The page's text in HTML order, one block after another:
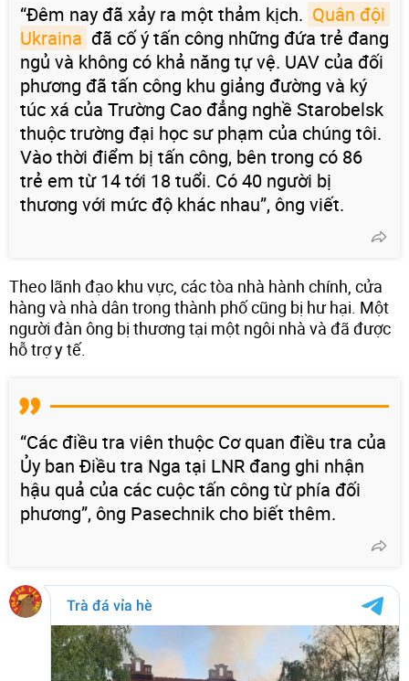
“Đêm nay đã xảy ra một thảm kịch. Quân đội
Ukraina đã cố ý tấn công những đứa trẻ đang
ngủ và không có khả năng tự vệ. UAV của đối
phương đã tấn công khu giảng đường và ký
túc xá của Trường Cao đẳng nghề Starobelsk
thuộc trường đại học sư phạm của chúng tôi.
Vào thời điểm bị tấn công, bên trong có 86
trẻ em từ 14 tới 18 tuổi. Có 40 người bị
thương với mức độ khác nhau”, ông viết.
Theo lãnh đạo khu vực, các tòa nhà hành chính, cửa
hàng và nhà dân trong thành phố cũng bị hư hại. Một
người đàn ông bị thương tại một ngôi nhà và đã được
hỗ trợ y tế.
“Các điều tra viên thuộc Cơ quan điều tra của
Ủy ban Điều tra Nga tại LNR đang ghi nhận
hậu quả của các cuộc tấn công từ phía đối
phương”, ông Pasechnik cho biết thêm.